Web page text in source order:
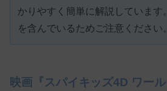
かりやすく簡単に解説しています
を含んでいるためご注意ください。
映画『スパイキッズ4D ワー